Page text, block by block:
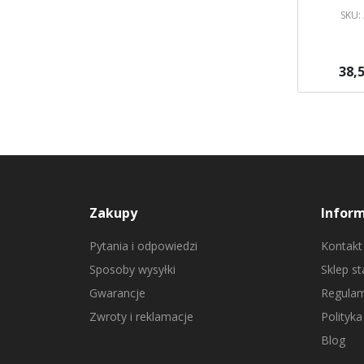
Brak w
Zakupy
Pytania i odpowiedzi
Sposoby wysyłki
Gwarancje
Zwroty i reklamacje
Kontakt
Sklep
Blog